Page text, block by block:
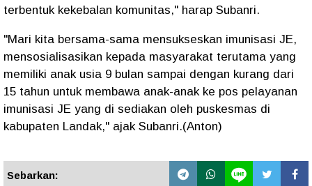
terbentuk kekebalan komunitas," harap Subanri.
"Mari kita bersama-sama mensukseskan imunisasi JE,
mensosialisasikan kepada masyarakat terutama yang
memiliki anak usia 9 bulan sampai dengan kurang dari
15 tahun untuk membawa anak-anak ke pos pelayanan
imunisasi JE yang di sediakan oleh puskesmas di
kabupaten Landak," ajak Subanri.(Anton)
Sebarkan: